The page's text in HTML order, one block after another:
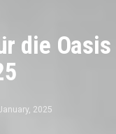
die Oasis
2025